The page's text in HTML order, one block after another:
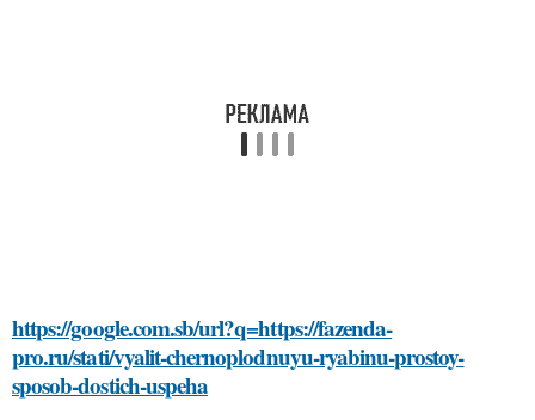
https://google.com.sb/url?q=https://fazenda-
pro.ru/stati/vyalit-chernoplodnuyu-ryabinu-prostoy-
sposob-dostich-uspeha